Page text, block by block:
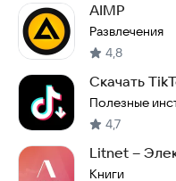
AIMP
Развлечения
4,8
Скачать
Полезные
4,7
Litnet –
Книги